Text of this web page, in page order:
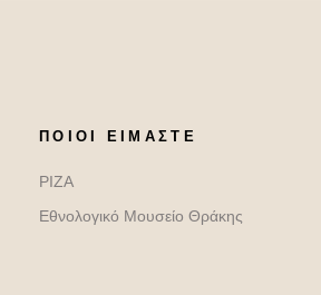
ΠΟΙΟΙ ΕΊΜΑΣΤΕ
ΡΙΖΑ
Εθνολογικό Μουσείο Θράκης